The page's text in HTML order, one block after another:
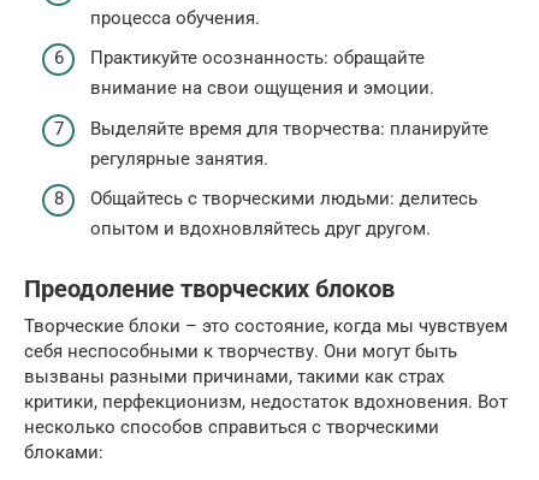
процесса обучения.
Практикуйте осознанность: обращайте
внимание на свои ощущения и эмоции.
Выделяйте время для творчества: планируйте
регулярные занятия.
Общайтесь с творческими людьми: делитесь
опытом и вдохновляйтесь друг другом.
Преодоление творческих блоков
Творческие блоки – это состояние, когда мы чувствуем
себя неспособными к творчеству. Они могут быть
вызваны разными причинами, такими как страх
критики, перфекционизм, недостаток вдохновения. Вот
несколько способов справиться с творческими
блоками: